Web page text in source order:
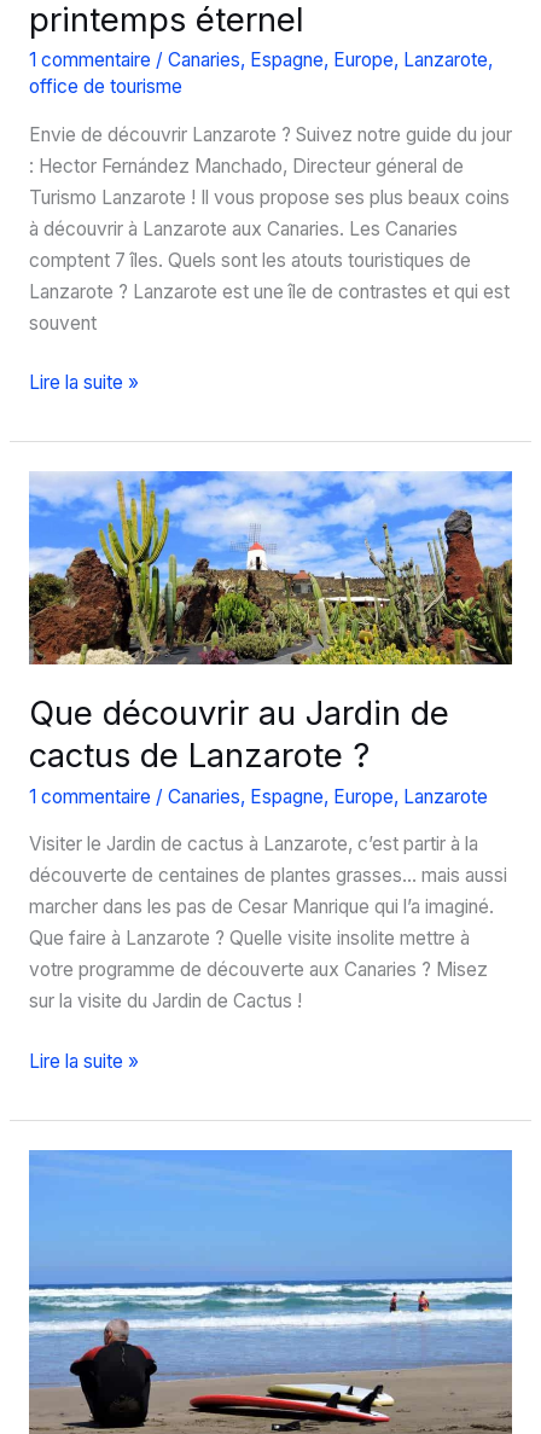
printemps éternel
1 commentaire / Canaries, Espagne, Europe, Lanzarote,
office de tourisme
Envie de découvrir Lanzarote ? Suivez notre guide du jour
: Hector Fernández Manchado, Directeur géneral de
Turismo Lanzarote ! Il vous propose ses plus beaux coins
à découvrir à Lanzarote aux Canaries. Les Canaries
comptent 7 îles. Quels sont les atouts touristiques de
Lanzarote ? Lanzarote est une île de contrastes et qui est
souvent
Séjour
Lanzarote,
l’île
au
printemps
éternel
Lire la suite »
Que découvrir au Jardin de
cactus de Lanzarote ?
1 commentaire / Canaries, Espagne, Europe, Lanzarote
Visiter le Jardin de cactus à Lanzarote, c’est partir à la
découverte de centaines de plantes grasses… mais aussi
marcher dans les pas de Cesar Manrique qui l’a imaginé.
Que faire à Lanzarote ? Quelle visite insolite mettre à
votre programme de découverte aux Canaries ? Misez
sur la visite du Jardin de Cactus !
Que
au
Jardin
Lanzarote
?
Lire la suite »